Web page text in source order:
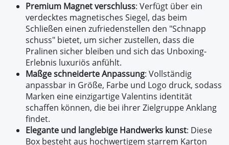
Premium Magnet verschluss: Verfügt über ein
verdecktes magnetisches Siegel, das beim
Schließen einen zufriedenstellen den "Schnapp
schuss" bietet, um sicher zustellen, dass die
Pralinen sicher bleiben und sich das Unboxing-
Erlebnis luxuriös anfühlt.
Maßge schneiderte Anpassung: Vollständig
anpassbar in Größe, Farbe und Logo druck, sodass
Marken eine einzigartige Valentins identität
schaffen können, die bei ihrer Zielgruppe Anklang
findet.
Elegante und langlebige Handwerks kunst: Diese
Box besteht aus hochwertigem starrem Karton